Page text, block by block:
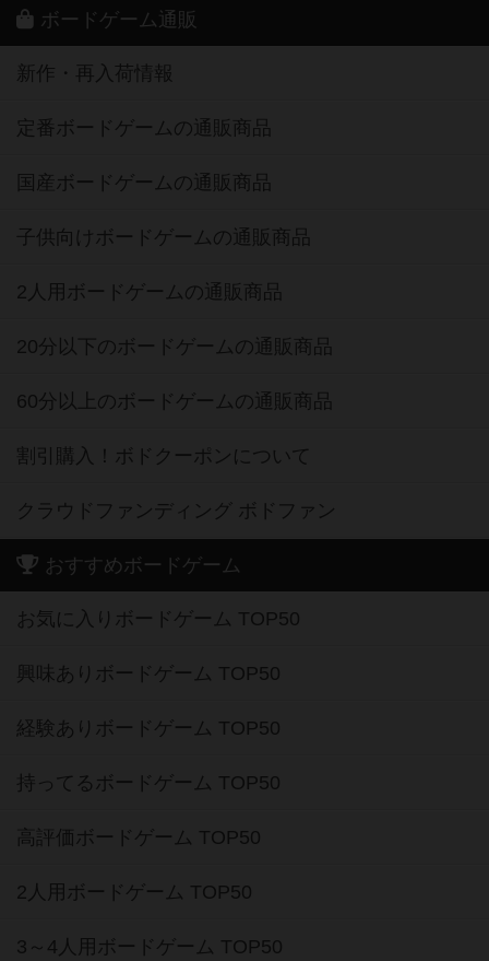
ボードゲーム通販
新作・再入荷情報
定番ボードゲームの通販商品
国産ボードゲームの通販商品
子供向けボードゲームの通販商品
2人用ボードゲームの通販商品
20分以下のボードゲームの通販商品
60分以上のボードゲームの通販商品
割引購入！ボドクーポンについて
クラウドファンディング ボドファン
おすすめボードゲーム
お気に入りボードゲーム TOP50
興味ありボードゲーム TOP50
経験ありボードゲーム TOP50
持ってるボードゲーム TOP50
高評価ボードゲーム TOP50
2人用ボードゲーム TOP50
3～4人用ボードゲーム TOP50